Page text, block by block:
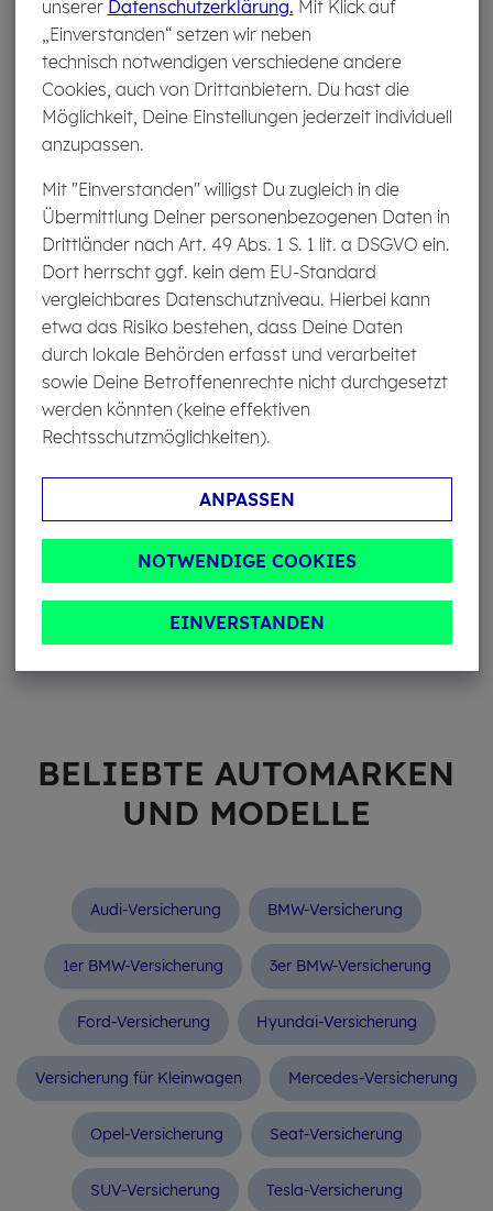
unserer Datenschutzerklärung. Mit Klick auf
„Einverstanden“ setzen wir neben
technisch notwendigen verschiedene andere
Cookies, auch von Drittanbietern. Du hast die
Möglichkeit, Deine Einstellungen jederzeit individuell
anzupassen.
Mit "Einverstanden" willigst Du zugleich in die
Übermittlung Deiner personenbezogenen Daten in
Drittländer nach Art. 49 Abs. 1 S. 1 lit. a DSGVO ein.
Dort herrscht ggf. kein dem EU-Standard
vergleichbares Datenschutzniveau. Hierbei kann
etwa das Risiko bestehen, dass Deine Daten
durch lokale Behörden erfasst und verarbeitet
sowie Deine Betroffenenrechte nicht durchgesetzt
werden könnten (keine effektiven
Rechtsschutzmöglichkeiten).
ANPASSEN
NOTWENDIGE COOKIES
EINVERSTANDEN
Scheckheftgepflegt Wert­ver­lust Auto
SCHA­DEN­FALL
Al­ko­hol am Steu­er unter 21 Angst vorm Au­to­fah­ren
Au­to­kos­ten­rech­ner Be­glei­te­tes Fah­ren (BF17)
Die beste Fahr­schu­le Ein­par­ken
Füh­rer­schein: Deine Kos­ten
Füh­rer­schein Klas­se B Pflicht­stun­den
Güns­ti­ge Autos für Fahr­an­fän­ger
BE­LIEB­TE AU­TO­MAR­KEN
UND MO­DEL­LE
Audi-Versicherung BMW-Versicherung
1er BMW-Versicherung 3er BMW-Versicherung
Ford-Versicherung Hyundai-Versicherung
Versicherung für Kleinwagen Mercedes-Versicherung
Opel-Versicherung Seat-Versicherung
SUV-Versicherung Tesla-Versicherung